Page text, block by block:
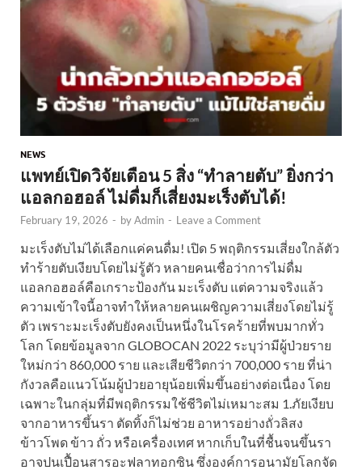
NEWS
แพทย์เปิดวิจัยเตือน 5 สิ่ง “ทำลายตับ” ยิ่งกว่า
แอลกอฮอล์ ไม่ดื่มก็เสี่ยงมะเร็งตับได้!
February 19, 2026 - byAdmin - Leave a Comment
มะเร็งตับไม่ได้เลือกแค่คนดื่ม! เปิด 5 พฤติกรรมเสี่ยงใกล้ตัว
ทำร้ายตับเงียบโดยไม่รู้ตัว หลายคนเชื่อว่าการไม่ดื่ม
แอลกอฮอล์คือเกราะป้องกัน มะเร็งตับ แต่ความจริงแล้ว
ความเข้าใจนี้อาจทำให้หลายคนเผชิญความเสี่ยงโดยไม่รู้
ตัว เพราะมะเร็งตับยังคงเป็นหนึ่งในโรคร้ายที่พบมากทั่ว
โลก โดยข้อมูลจาก GLOBOCAN 2022 ระบุว่ามีผู้ป่วยราย
ใหม่กว่า 860,000 ราย และเสียชีวิตกว่า 700,000 ราย ที่น่า
กังวลคือแนวโน้มผู้ป่วยอายุน้อยเพิ่มขึ้นอย่างต่อเนื่อง โดย
เฉพาะในกลุ่มที่มีพฤติกรรมใช้ชีวิตไม่เหมาะสม 1.ภัยเงียบ
จากอาหารขึ้นรา ตัดทิ้งก็ไม่ช่วย อาหารอย่างถั่วลิสง
ข้าวโพด ข้าว ถั่ว หรือเครื่องเทศ หากเก็บในที่ชื้นจนขึ้นรา
อาจปนเปื้อนสารอะฟลาทอกซิน ซึ่งองค์การอนามัยโลกจัด